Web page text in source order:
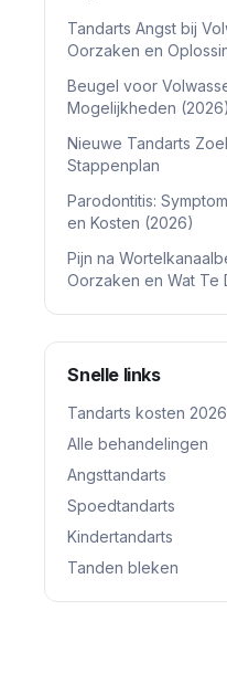
Tandarts Angst bij
Oorzaken en
Beugel voor
Mogelijkheden (2026)
Nieuwe Tandarts
Stappenplan
Parodontitis:
en Kosten (2026)
Pijn na
Oorzaken en Wat Te
Snelle links
Tandarts kosten 2026
Alle behandelingen
Angsttandarts
Spoedtandarts
Kindertandarts
Tanden bleken